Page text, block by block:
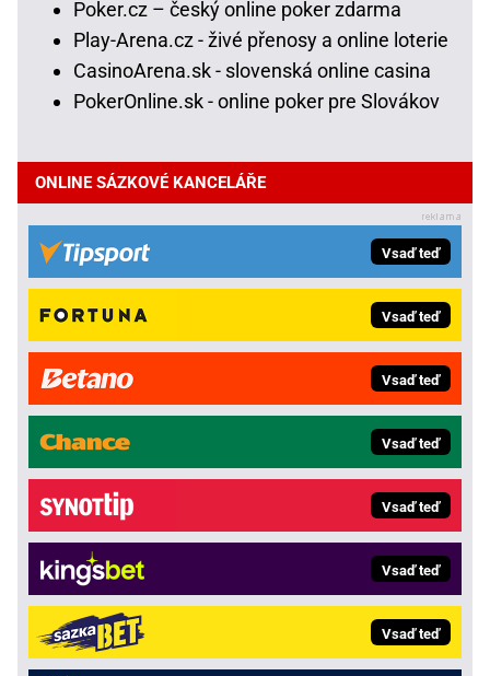
Poker.cz – český online poker zdarma
Play-Arena.cz - živé přenosy a online loterie
CasinoArena.sk - slovenská online casina
PokerOnline.sk - online poker pre Slovákov
ONLINE SÁZKOVÉ KANCELÁŘE
Vsaď teď
Vsaď teď
Vsaď teď
Vsaď teď
Vsaď teď
Vsaď teď
Vsaď teď